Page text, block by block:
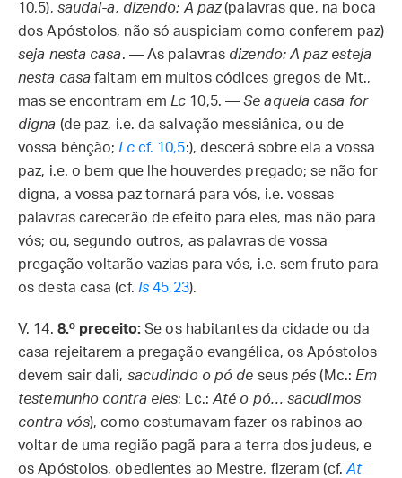
10,5), saudai-a, dizendo: A paz(palavras que, na boca
dos Apóstolos, não só auspiciam como conferem paz)
seja nesta casa. — As palavras dizendo: A paz esteja
nesta casa faltam em muitos códices gregos de Mt.,
mas se encontram emLc 10,5. —Se aquela casa for
digna (de paz, i.e. da salvação messiânica, ou de
vossa bênção;Lccf. 10,5:), descerá sobre ela a vossa
paz, i.e. o bem que lhe houverdes pregado; se não for
digna, a vossa paz tornará para vós, i.e. vossas
palavras carecerão de efeito para eles, mas não para
vós; ou, segundo outros, as palavras de vossa
pregação voltarão vazias para vós, i.e. sem fruto para
os desta casa (cf. Is 45,23).
V. 14. 8.º preceito:Se os habitantes da cidade ou da
casa rejeitarem a pregação evangélica, os Apóstolos
devem sair dali, sacudindo o pó de seuspés (Mc.:Em
testemunho contra eles; Lc.:Até o pó… sacudimos
contra vós), como costumavam fazer os rabinos ao
voltar de uma região pagã para a terra dos judeus, e
os Apóstolos, obedientes ao Mestre, fizeram (cf.At